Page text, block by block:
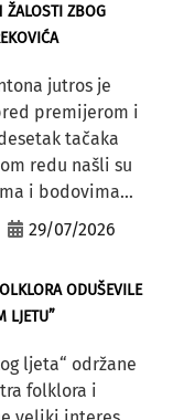
ŽALOSTI ZBOG
jutros je
premijerom i
tačaka
redu našli su
i bodovima...
29/07/2026
ODUŠEVILE
LJETU”
ljeta“ održane
folklora i